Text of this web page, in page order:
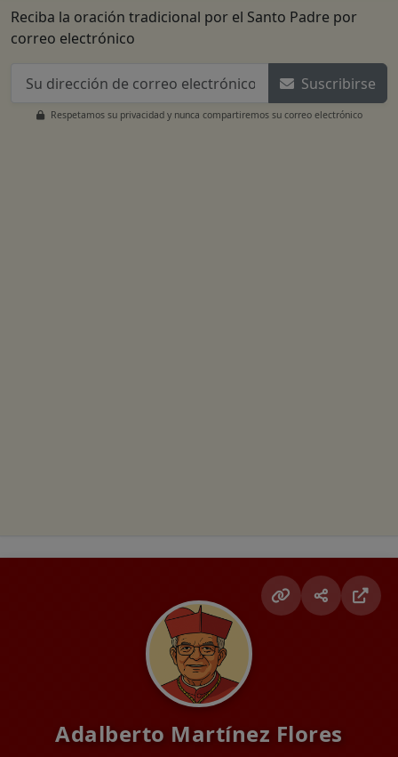
Reciba la oración tradicional por el Santo Padre por
correo electrónico
Suscribirse
Respetamos su privacidad y nunca compartiremos su correo electrónico
Adalberto Martínez Flores